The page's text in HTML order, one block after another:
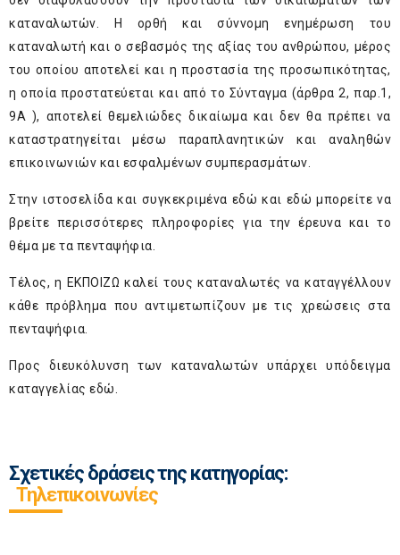
καταναλωτών. Η ορθή και σύννομη ενημέρωση του
καταναλωτή και ο σεβασμός της αξίας του ανθρώπου, μέρος
του οποίου αποτελεί και η προστασία της προσωπικότητας,
η οποία προστατεύεται και από το Σύνταγμα (άρθρα 2, παρ.1,
9Α ), αποτελεί θεμελιώδες δικαίωμα και δεν θα πρέπει να
καταστρατηγείται μέσω παραπλανητικών και αναληθών
επικοινωνιών και εσφαλμένων συμπερασμάτων.
Στην ιστοσελίδα και συγκεκριμένα εδώ και εδώ μπορείτε να
βρείτε περισσότερες πληροφορίες για την έρευνα και το
θέμα με τα πενταψήφια.
Τέλος, η ΕΚΠΟΙΖΩ καλεί τους καταναλωτές να καταγγέλλουν
κάθε πρόβλημα που αντιμετωπίζουν με τις χρεώσεις στα
πενταψήφια.
Προς διευκόλυνση των καταναλωτών υπάρχει υπόδειγμα
καταγγελίας εδώ.
Σχετικές δράσεις της κατηγορίας:
Τηλεπικοινωνίες